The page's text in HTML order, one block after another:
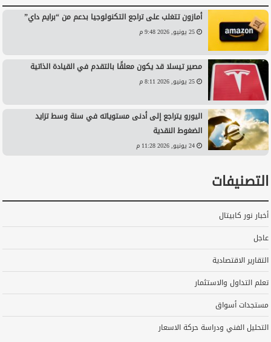
أمازون تتغلب على تراجع التكنولوجيا بدعم من “برايم داي”
25 يونيو, 2026 9:48 م
مصير تيسلا قد يكون معلقًا بالتقدم في القيادة الذاتية
25 يونيو, 2026 8:11 م
اليورو يتراجع إلى أدنى مستوياته في سنة وسط تزايد
الضغوط النقدية
24 يونيو, 2026 11:28 م
التصنيفات
أخبار نور كابيتال
عاجل
التقارير الاقتصادية
تعلم التداول والاستثمار
مستجدات أسواق
التحليل الفني ودراسة حركة الاسعار